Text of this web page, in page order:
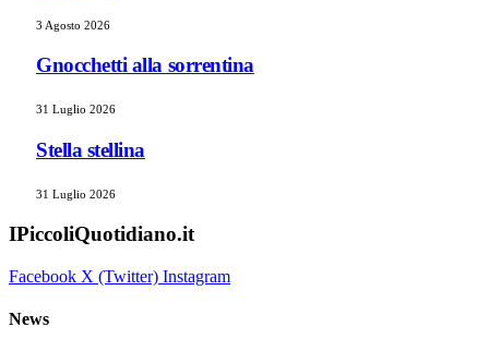
3 Agosto 2026
Gnocchetti alla sorrentina
31 Luglio 2026
Stella stellina
31 Luglio 2026
IPiccoliQuotidiano.it
Facebook X (Twitter) Instagram
News